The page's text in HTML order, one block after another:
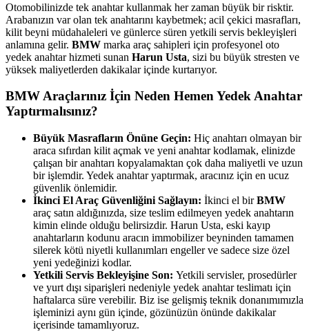
Otomobilinizde tek anahtar kullanmak her zaman büyük bir risktir.
Arabanızın var olan tek anahtarını kaybetmek; acil çekici masrafları,
kilit beyni müdahaleleri ve günlerce süren yetkili servis bekleyişleri
anlamına gelir. BMW marka araç sahipleri için profesyonel oto
yedek anahtar hizmeti sunan Harun Usta, sizi bu büyük stresten ve
yüksek maliyetlerden dakikalar içinde kurtarıyor.
BMWAraçlarınız İçin Neden Hemen Yedek Anahtar
Yaptırmalısınız?
Büyük Masrafların Önüne Geçin: Hiç anahtarı olmayan bir
araca sıfırdan kilit açmak ve yeni anahtar kodlamak, elinizde
çalışan bir anahtarı kopyalamaktan çok daha maliyetli ve uzun
bir işlemdir. Yedek anahtar yaptırmak, aracınız için en ucuz
güvenlik önlemidir.
İkinci El Araç Güvenliğini Sağlayın: İkinci el birBMW
araç satın aldığınızda, size teslim edilmeyen yedek anahtarın
kimin elinde olduğu belirsizdir. Harun Usta, eski kayıp
anahtarların kodunu aracın immobilizer beyninden tamamen
silerek kötü niyetli kullanımları engeller ve sadece size özel
yeni yedeğinizi kodlar.
Yetkili Servis Bekleyişine Son: Yetkili servisler, prosedürler
ve yurt dışı siparişleri nedeniyle yedek anahtar teslimatı için
haftalarca süre verebilir. Biz ise gelişmiş teknik donanımımızla
işleminizi aynı gün içinde, gözünüzün önünde dakikalar
içerisinde tamamlıyoruz.